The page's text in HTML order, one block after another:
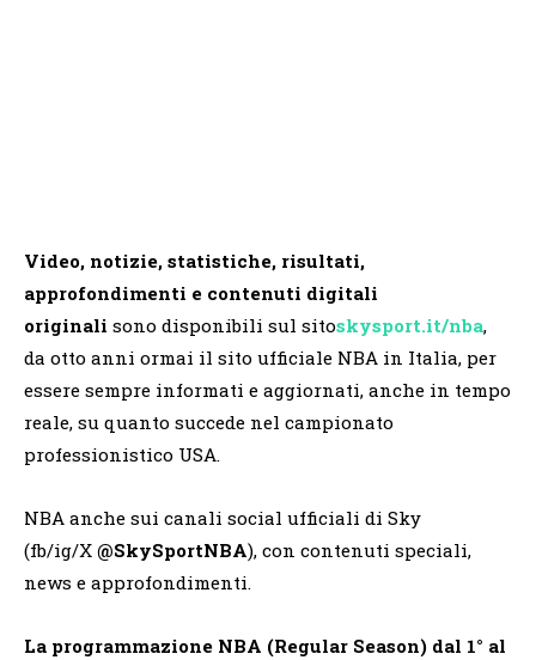
Video, notizie, statistiche, risultati,
approfondimenti e contenuti digitali
originali sono disponibili sul sitoskysport.it/nba,
da otto anni ormai il sito ufficiale NBA in Italia, per
essere sempre informati e aggiornati, anche in tempo
reale, su quanto succede nel campionato
professionistico USA.
NBA anche sui canali social ufficiali di Sky
(fb/ig/X @SkySportNBA), con contenuti speciali,
news e approfondimenti.
La programmazione NBA (Regular Season) dal 1° al